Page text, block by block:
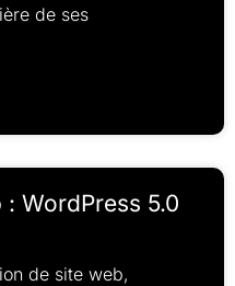
de ses
WordPress 5.0
de site web,